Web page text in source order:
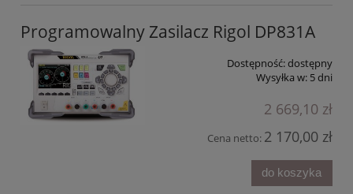
Programowalny Zasilacz Rigol DP831A
Dostępność:dostępny
Wysyłka w: 5 dni
2 669,10 zł
Cena netto: 2 170,00 zł
do koszyka